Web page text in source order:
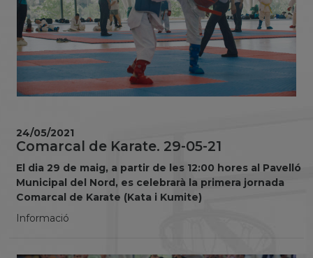
Comarcal de Karate. 29-05-21
El dia 29 de maig, a partir de les 12:00 hores al Pavelló
Municipal del Nord, es celebrarà la primera jornada
Comarcal de Karate (Kata i Kumite)
Informació
24/05/2021